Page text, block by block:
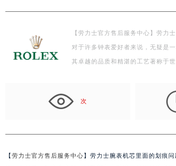
【劳力士官方售后服务中心】劳力
对于许多钟表爱好者来说，无疑是
其卓越的品质和精湛的工艺著称于
次
【劳力士官方售后服务中心】劳力士腕表机芯里面的划痕